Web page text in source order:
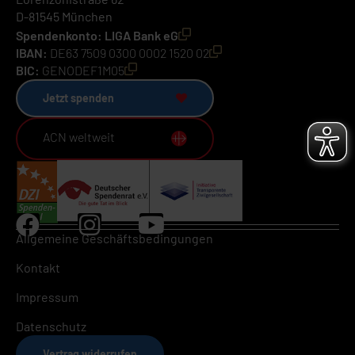
D-81545 München
Spendenkonto: LIGA Bank eG
IBAN: DE63 7509 0300 0002 1520 02
BIC: GENODEF1M05
Jetzt spenden
ACN weltweit
Allgemeine Geschäftsbedingungen
Kontakt
Impressum
Datenschutz